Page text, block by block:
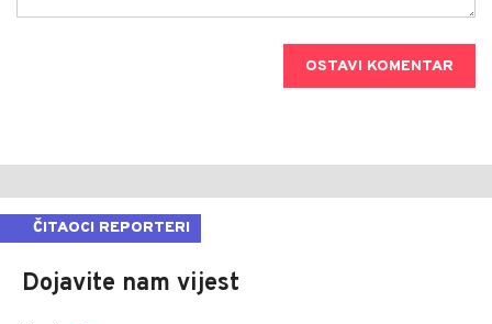
OSTAVI KOMENTAR
ČITAOCI REPORTERI
Dojavite nam vijest